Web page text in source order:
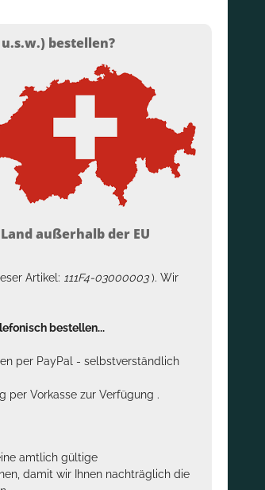
bestellen?
außerhalb der EU
Artikel: 111F4-03000003). Wir
bestellen...
per PayPal - selbstverständlich
per Vorkasse zur Verfügung .
amtlich gültige
damit wir Ihnen nachträglich die